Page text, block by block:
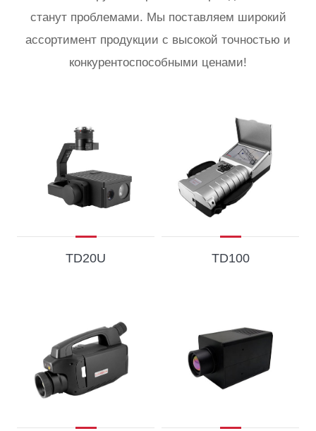
станут проблемами. Мы поставляем широкий
ассортимент продукции с высокой точностью и
конкурентоспособными ценами!
TD20U TD100